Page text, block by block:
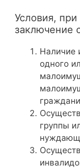
Условия,
заключение
Наличие
одного
группы